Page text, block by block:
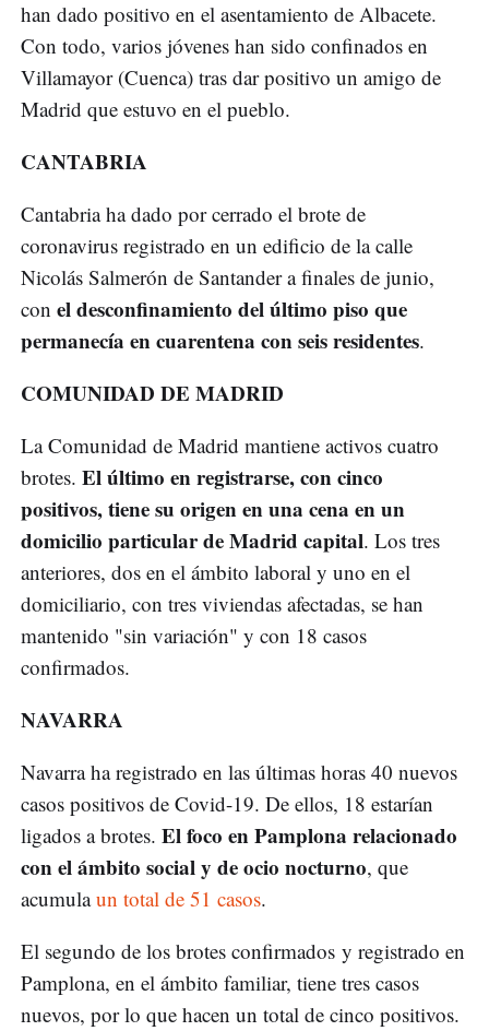
han dado positivo en el asentamiento de Albacete.
Con todo, varios jóvenes han sido confinados en
Villamayor (Cuenca) tras dar positivo un amigo de
Madrid que estuvo en el pueblo.
CANTABRIA
Cantabria ha dado por cerrado el brote de
coronavirus registrado en un edificio de la calle
Nicolás Salmerón de Santander a finales de junio,
con el desconfinamiento del último piso que
permanecía en cuarentena con seis residentes.
COMUNIDAD DE MADRID
La Comunidad de Madrid mantiene activos cuatro
brotes. El último en registrarse, con cinco
positivos, tiene su origen en una cena en un
domicilio particular de Madrid capital. Los tres
anteriores, dos en el ámbito laboral y uno en el
domiciliario, con tres viviendas afectadas, se han
mantenido "sin variación" y con 18 casos
confirmados.
NAVARRA
Navarra ha registrado en las últimas horas 40 nuevos
casos positivos de Covid-19. De ellos, 18 estarían
ligados a brotes. El foco en Pamplona relacionado
con el ámbito social y de ocio nocturno, que
acumulaun total de 51 casos.
El segundo de los brotes confirmados y registrado en
Pamplona, en el ámbito familiar, tiene tres casos
nuevos, por lo que hacen un total de cinco positivos.